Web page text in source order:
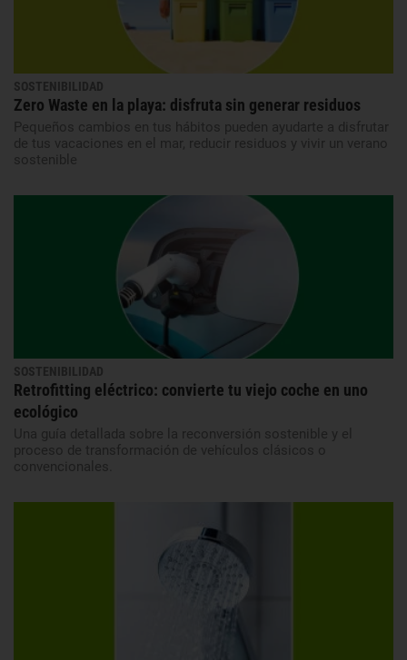
SOSTENIBILIDAD
Zero Waste en la playa: disfruta sin generar residuos
Pequeños cambios en tus hábitos pueden ayudarte a disfrutar
de tus vacaciones en el mar, reducir residuos y vivir un verano
sostenible
SOSTENIBILIDAD
Retrofitting eléctrico: convierte tu viejo coche en uno
ecológico
Una guía detallada sobre la reconversión sostenible y el
proceso de transformación de vehículos clásicos o
convencionales.